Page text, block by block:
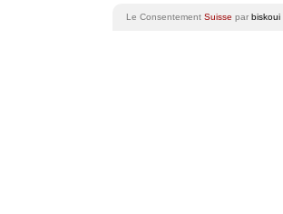
Av. Juste-Olivier 23 1006 Lausanne
Le Consentement Suisse par biskoui